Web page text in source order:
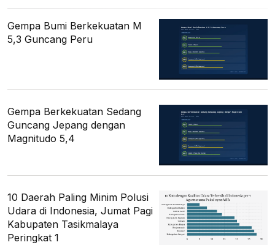
Gempa Bumi Berkekuatan M
5,3 Guncang Peru
Gempa Berkekuatan Sedang
Guncang Jepang dengan
Magnitudo 5,4
10 Daerah Paling Minim Polusi
Udara di Indonesia, Jumat Pagi
Kabupaten Tasikmalaya
Peringkat 1